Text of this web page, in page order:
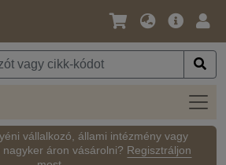
Nyelv
Pénznem
Fő
vállalkozó, állami intézmény vagy
áron vásárolni? Regisztráljon